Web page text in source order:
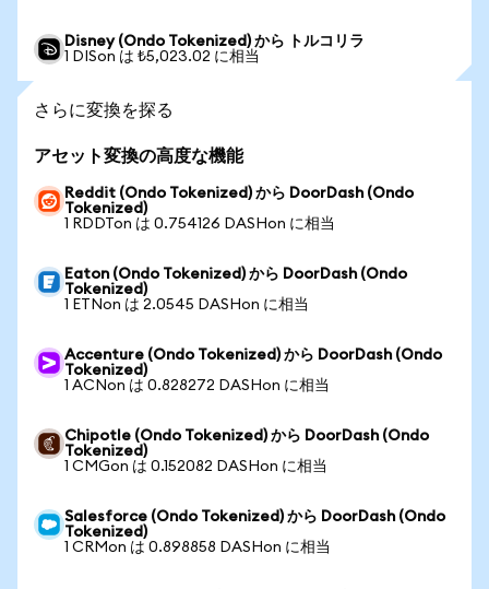
Disney (Ondo Tokenized) から トルコリラ
1 DISon は ₺5,023.02 に相当
さらに変換を探る
アセット変換の高度な機能
Reddit (Ondo Tokenized) から DoorDash (Ondo
Tokenized)
1 RDDTon は 0.754126 DASHon に相当
Eaton (Ondo Tokenized) から DoorDash (Ondo
Tokenized)
1 ETNon は 2.0545 DASHon に相当
Accenture (Ondo Tokenized) から DoorDash (Ondo
Tokenized)
1 ACNon は 0.828272 DASHon に相当
Chipotle (Ondo Tokenized) から DoorDash (Ondo
Tokenized)
1 CMGon は 0.152082 DASHon に相当
Salesforce (Ondo Tokenized) から DoorDash (Ondo
Tokenized)
1 CRMon は 0.898858 DASHon に相当